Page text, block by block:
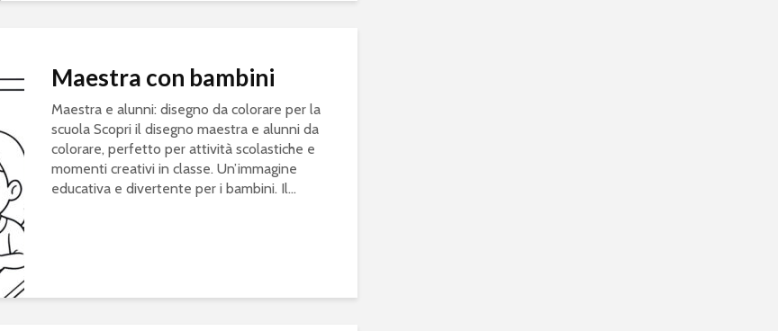
Maestra con bambini
Maestra e alunni: disegno da colorare per la
scuola Scopri il disegno maestra e alunni da
colorare, perfetto per attività scolastiche e
momenti creativi in classe. Un’immagine
educativa e divertente per i bambini. Il...